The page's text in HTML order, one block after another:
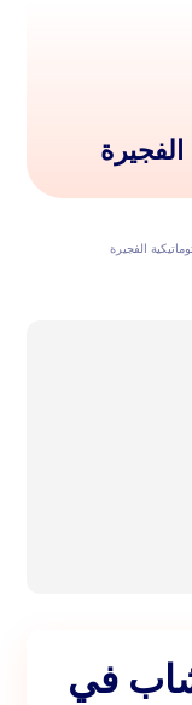
الفجيرة
الفجيرة
في